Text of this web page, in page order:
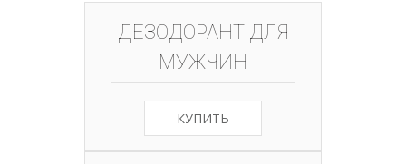
ДЕЗОДОРАНТ ДЛЯ
МУЖЧИН
КУПИТЬ